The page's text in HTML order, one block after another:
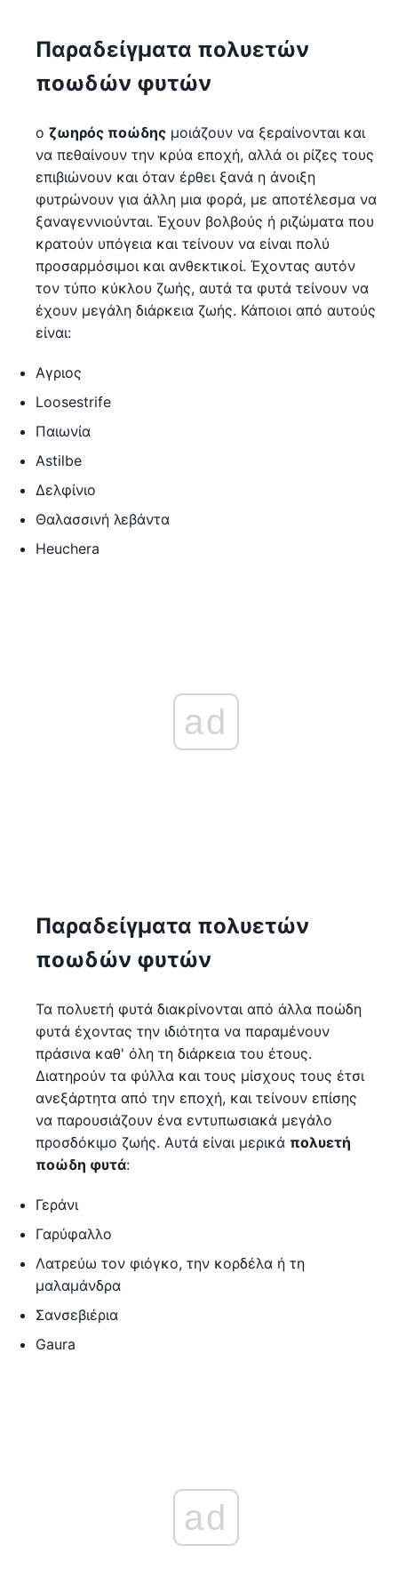
Παραδείγματα πολυετών
ποωδών φυτών
ο ζωηρός ποώδης μοιάζουν να ξεραίνονται και
να πεθαίνουν την κρύα εποχή, αλλά οι ρίζες τους
επιβιώνουν και όταν έρθει ξανά η άνοιξη
φυτρώνουν για άλλη μια φορά, με αποτέλεσμα να
ξαναγεννιούνται. Έχουν βολβούς ή ριζώματα που
κρατούν υπόγεια και τείνουν να είναι πολύ
προσαρμόσιμοι και ανθεκτικοί. Έχοντας αυτόν
τον τύπο κύκλου ζωής, αυτά τα φυτά τείνουν να
έχουν μεγάλη διάρκεια ζωής. Κάποιοι από αυτούς
είναι:
Αγριος
Loosestrife
Παιωνία
Astilbe
Δελφίνιο
Θαλασσινή λεβάντα
Heuchera
ad
Παραδείγματα πολυετών
ποωδών φυτών
Τα πολυετή φυτά διακρίνονται από άλλα ποώδη
φυτά έχοντας την ιδιότητα να παραμένουν
πράσινα καθ' όλη τη διάρκεια του έτους.
Διατηρούν τα φύλλα και τους μίσχους τους έτσι
ανεξάρτητα από την εποχή, και τείνουν επίσης
να παρουσιάζουν ένα εντυπωσιακά μεγάλο
προσδόκιμο ζωής. Αυτά είναι μερικά πολυετή
ποώδη φυτά:
Γεράνι
Γαρύφαλλο
Λατρεύω τον φιόγκο, την κορδέλα ή τη
μαλαμάνδρα
Σανσεβιέρια
Gaura
ad